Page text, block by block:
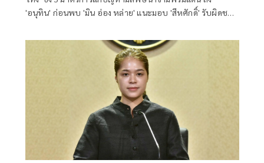
'อนุทิน' ก่อนพบ 'มิน อ่อง หล่าย' แนะมอบ 'สีหศักดิ์' รับผิดชอบ